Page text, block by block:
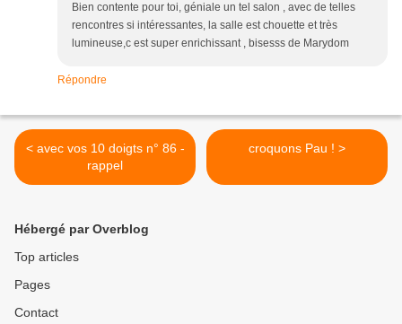
Bien contente pour toi, géniale un tel salon , avec de telles
rencontres si intéressantes, la salle est chouette et très
lumineuse,c est super enrichissant , bisesss de Marydom
Répondre
< avec vos 10 doigts n° 86 -
rappel
croquons Pau ! >
Hébergé par Overblog
Top articles
Pages
Contact